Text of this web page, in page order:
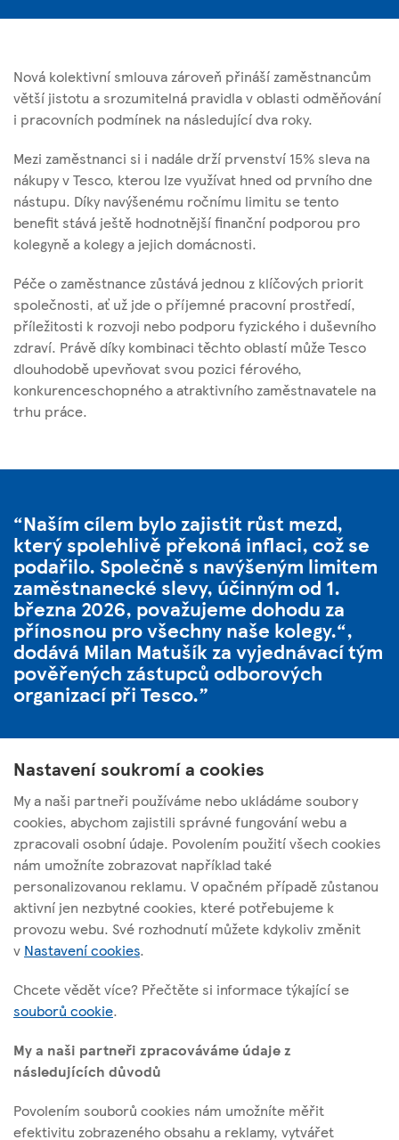
Nová kolektivní smlouva zároveň přináší zaměstnancům
větší jistotu a srozumitelná pravidla v oblasti odměňování
i pracovních podmínek na následující dva roky.
Mezi zaměstnanci si i nadále drží prvenství 15% sleva na
nákupy v Tesco, kterou lze využívat hned od prvního dne
nástupu. Díky navýšenému ročnímu limitu se tento
benefit stává ještě hodnotnější finanční podporou pro
kolegyně a kolegy a jejich domácnosti.
Péče o zaměstnance zůstává jednou z klíčových priorit
společnosti, ať už jde o příjemné pracovní prostředí,
příležitosti k rozvoji nebo podporu fyzického i duševního
zdraví. Právě díky kombinaci těchto oblastí může Tesco
dlouhodobě upevňovat svou pozici férového,
konkurenceschopného a atraktivního zaměstnavatele na
trhu práce.
Naším cílem bylo zajistit růst mezd,
který spolehlivě překoná inflaci, což se
podařilo. Společně s navýšeným limitem
zaměstnanecké slevy, účinným od 1.
března 2026, považujeme dohodu za
přínosnou pro všechny naše kolegy.“,
dodává Milan Matušík za vyjednávací tým
pověřených zástupců odborových
organizací při Tesco.
Tesco Stores ČR, a. s.
Vršovická 1527/68b; 100 00 Praha 10
O těchto stránkách
Užitečné odkazy
Sledujte nás
Nastavení soukromí a cookies
My a naši partneři používáme nebo ukládáme soubory
cookies, abychom zajistili správné fungování webu a
zpracovali osobní údaje. Povolením použití všech cookies
nám umožníte zobrazovat například také
personalizovanou reklamu. V opačném případě zůstanou
aktivní jen nezbytné cookies, které potřebujeme k
provozu webu. Své rozhodnutí můžete kdykoliv změnit
v Nastavení cookies.
Chcete vědět více? Přečtěte si informace týkající se
souborů cookie.
My a naši partneři zpracováváme údaje z
následujících důvodů
Povolením souborů cookies nám umožníte měřit
efektivitu zobrazeného obsahu a reklamy, vytvářet